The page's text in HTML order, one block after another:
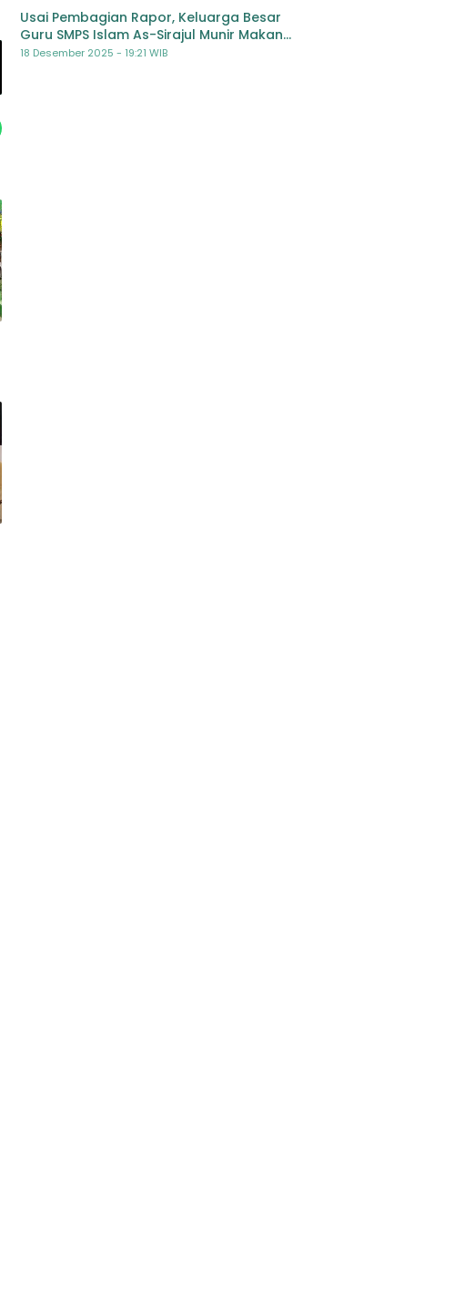
Usai Pembagian Rapor, Keluarga Besar
Guru SMPS Islam As-Sirajul Munir Makan
Bersama Sambut Libur Awal Semester
18 Desember 2025 - 19:21 WIB